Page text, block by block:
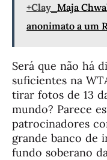
+Clay Maja
anonimato a um
Será que não há
suficientes na
tirar fotos de 13
mundo? Parece
patrocinadores
grande banco de
fundo soberano